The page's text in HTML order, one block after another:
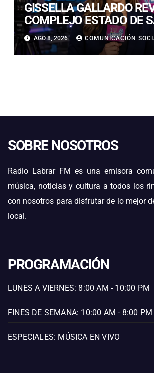
GISSELLA GALLARDO
COMPLEJO ESTADO DE
“ME TENÍAN MAL HACE
AGO 8, 2026 COMUNICACIÓN
SOBRE NOSOTROS
Radio Labrar FM es una emisora
música, noticias y cultura a todos los
con nosotros para disfrutar de lo mejor
local.
PROGRAMACIÓN
LUNES A VIERNES: 8:00 AM - 10:00 PM
FINES DE SEMANA: 10:00 AM - 8:00 PM
ESPECIALES: MÚSICA EN VIVO